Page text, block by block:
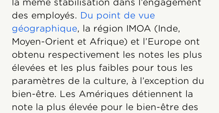
des employés. Du point de vue
géographique, la région IMOA (Inde,
Moyen-Orient et Afrique) et l’Europe ont
obtenu respectivement les notes les plus
élevées et les plus faibles pour tous les
paramètres de la culture, à l’exception du
bien-être. Les Amériques détiennent la
note la plus élevée pour le bien-être des